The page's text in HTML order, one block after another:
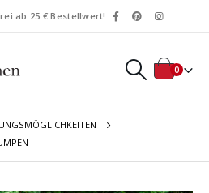
ab 25 € Bestellwert!
0